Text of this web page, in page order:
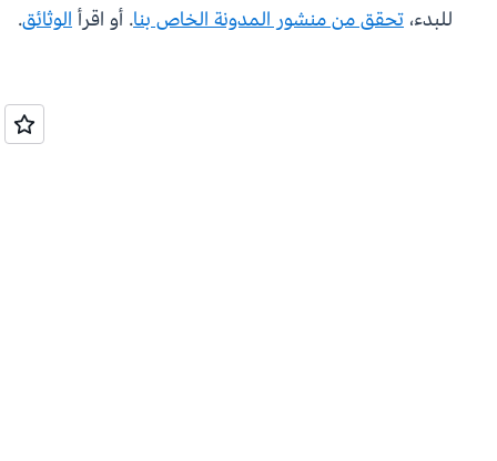
للبدء، تحقق من منشور المدونة الخاص بنا. أو اقرأالوثائق.